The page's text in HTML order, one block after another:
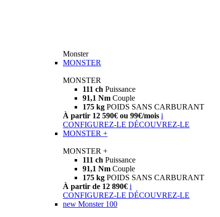
Monster
MONSTER
MONSTER
111 ch Puissance
91,1 Nm Couple
175 kg POIDS SANS CARBURANT
À partir 12 590€ ou 99€/mois i
CONFIGUREZ-LE DÉCOUVREZ-LE
MONSTER +
MONSTER +
111 ch Puissance
91,1 Nm Couple
175 kg POIDS SANS CARBURANT
À partir de 12 890€ i
CONFIGUREZ-LE DÉCOUVREZ-LE
new Monster 100